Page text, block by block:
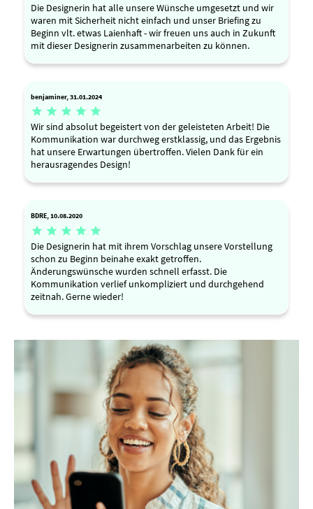
Die Designerin hat alle unsere Wünsche umgesetzt und wir
waren mit Sicherheit nicht einfach und unser Briefing zu
Beginn vlt. etwas Laienhaft - wir freuen uns auch in Zukunft
mit dieser Designerin zusammenarbeiten zu können.
benjaminer, 31.01.2024
    
Wir sind absolut begeistert von der geleisteten Arbeit! Die
Kommunikation war durchweg erstklassig, und das Ergebnis
hat unsere Erwartungen übertroffen. Vielen Dank für ein
herausragendes Design!
BDRE, 10.08.2020
    
Die Designerin hat mit ihrem Vorschlag unsere Vorstellung
schon zu Beginn beinahe exakt getroffen.
Änderungswünsche wurden schnell erfasst. Die
Kommunikation verlief unkompliziert und durchgehend
zeitnah. Gerne wieder!